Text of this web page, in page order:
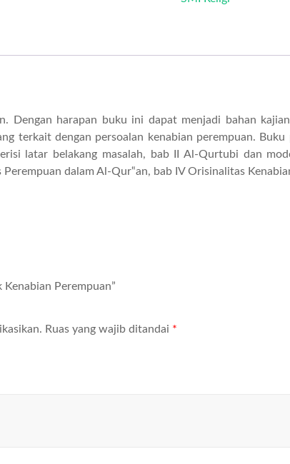
Dengan harapan buku ini dapat menjadi bahan
terkait dengan persoalan kenabian perempuan.
latar belakang masalah, bab II Al-Qurtubi dan
dalam Al-Qur‟an, bab IV Orisinalitas
Perempuan”
Ruas yang wajib ditandai *